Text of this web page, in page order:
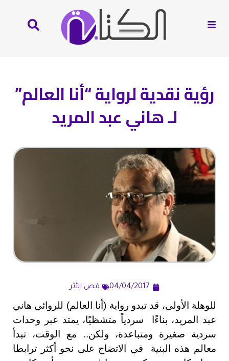
رؤية نقدية لرواية “أنا العالم”
لـ هاني عبد المريد
04/04/2017 قص الأثر
للوهلة الأولى، قد تبدو رواية (أنا العالم) للروائي هاني
عبد المريد، بناءًا سردياً متشظيًا، يمتد عبر وحدات
سردية صغيرة ومتباعدة، ولكن.. مع الوقت، تبدأ
معالم هذه البنية في الاتضاح على نحو أكثر ترابطا